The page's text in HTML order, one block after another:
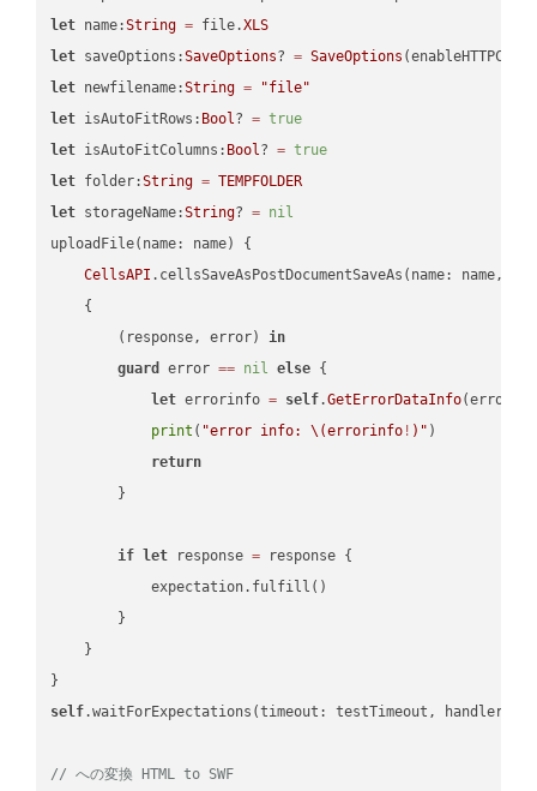
let name:String = file.XLS
let saveOptions:SaveOptions? = SaveOptions
let newfilename:String =
"file"
let isAutoFitRows: Bool? = true
let isAutoFitColumns: Bool? = true
let folder:String = TEMPFOLDER
let storageName:String? = nil
uploadFile(name: name) {
CellsAPI .cellsSaveAsPostDocumentSaveAs(name:
    {
        (response, error)
in
guard
error == nil else {
let errorinfo = self.GetErrorDataInfo(error:
print ( "error info: \(errorinfo ! ) " )
return
        }
if let response = response {
            expectation.fulfill()
        }
    }
self.waitForExpectations(timeout: testTimeout, handler:
// への変換 HTML to SWF